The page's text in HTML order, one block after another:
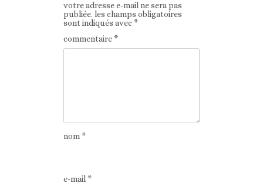
votre adresse e-mail ne sera pas
publiée. les champs obligatoires
sont indiqués avec*
commentaire*
nom*
e-mail*